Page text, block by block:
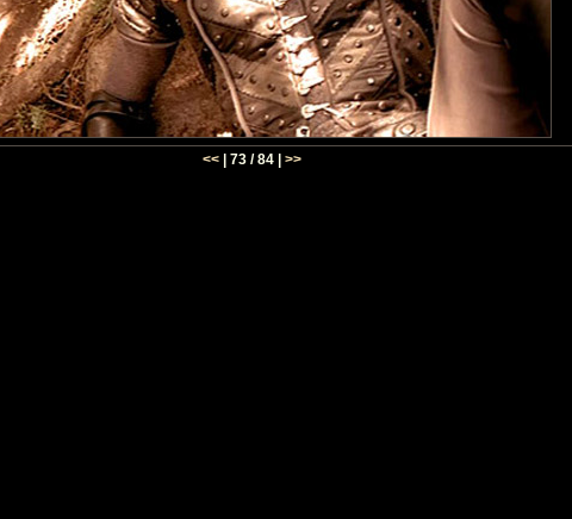
<< | 73 / 84 | >>